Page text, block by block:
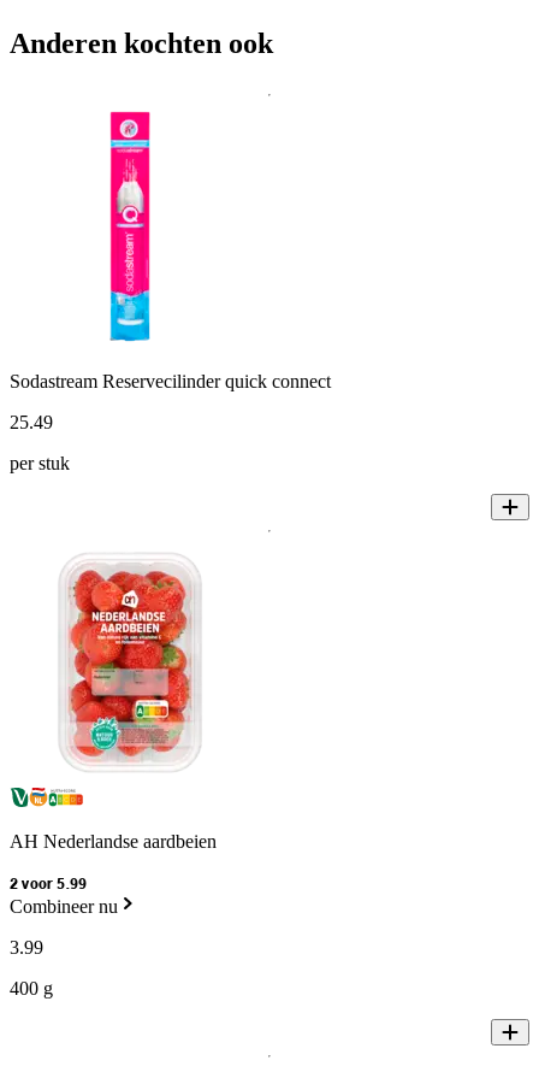
Anderen kochten ook
Sodastream Reservecilinder quick connect
25.49
per stuk
AH Nederlandse aardbeien
2 voor 5.99
Combineer nu
3.99
400 g